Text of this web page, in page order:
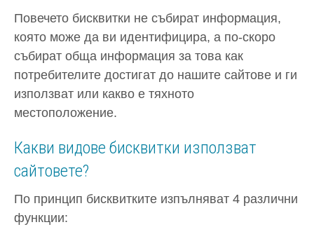
Повечето бисквитки не събират информация,
която може да ви идентифицира, а по-скоро
събират обща информация за това как
потребителите достигат до нашите сайтове и ги
използват или какво е тяхното
местоположение.
Какви видове бисквитки използват
сайтовете?
По принцип бисквитките изпълняват 4 различни
функции: